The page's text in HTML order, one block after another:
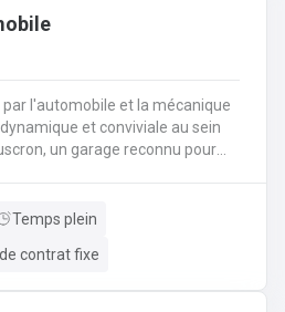
l'automobile et la mécanique
et conviviale au sein
un garage reconnu pour
freins, amortisseurs,
nécessaires.Assurer le
Temps plein
contrat fixe